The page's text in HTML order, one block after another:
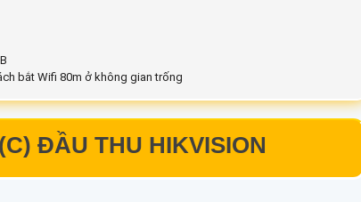
bắt Wifi 80m ở không gian trống
ĐẦU THU HIKVISION